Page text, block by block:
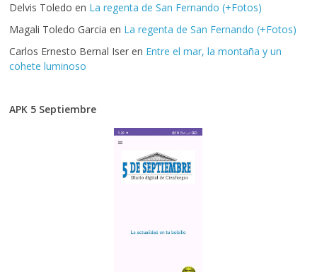
Delvis Toledo en La regenta de San Fernando (+Fotos)
Magali Toledo Garcia en La regenta de San Fernando (+Fotos)
Carlos Ernesto Bernal Iser en Entre el mar, la montaña y un
cohete luminoso
APK 5 Septiembre